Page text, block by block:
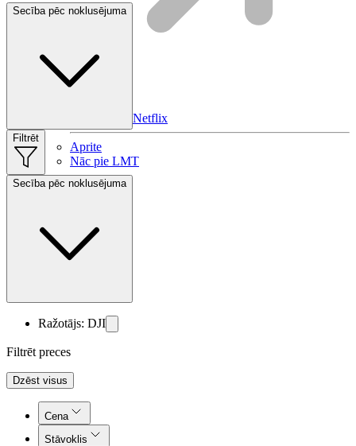
HBO Max | Netflix
Aprite
Nāc pie LMT
Secība pēc noklusējuma
Filtrēt
Secība pēc noklusējuma
Ražotājs: DJI
Filtrēt preces
Dzēst visus
Cena
Stāvoklis